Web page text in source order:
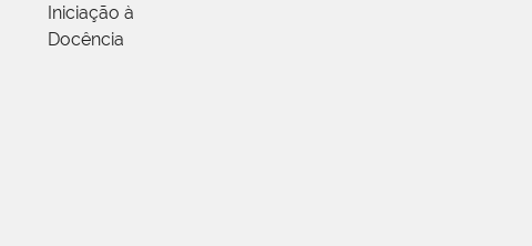
Iniciação à
Docência